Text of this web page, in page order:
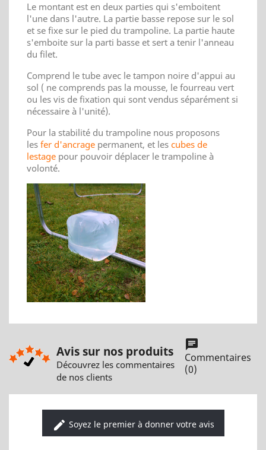
Le montant est en deux parties qui s'emboitent
l'une dans l'autre. La partie basse repose sur le sol
et se fixe sur le pied du trampoline. La partie haute
s'emboite sur la parti basse et sert a tenir l'anneau
du filet.
Comprend le tube avec le tampon noire d'appui au
sol ( ne comprends pas la mousse, le fourreau vert
ou les vis de fixation qui sont vendus séparément si
nécessaire à l'unité).
Pour la stabilité du trampoline nous proposons
les fer d'ancrage permanent, et les cubes de
lestage pour pouvoir déplacer le trampoline à
volonté.
Avis sur nos produits
Découvrez les commentaires
de nos clients
chat
Commentaires
(0)
edit Soyez le premier à donner votre avis